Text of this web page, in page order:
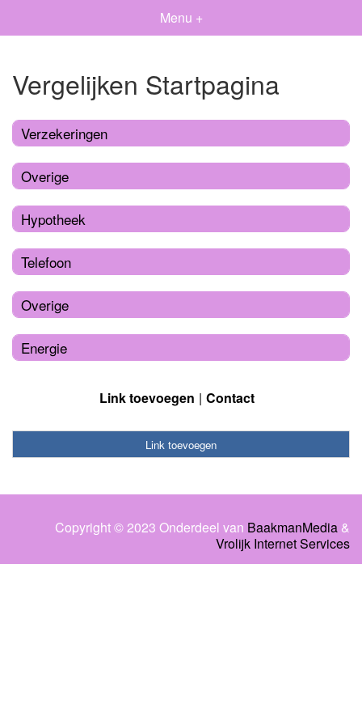
Menu +
Vergelijken Startpagina
Verzekeringen
Overige
Hypotheek
Telefoon
Overige
Energie
Link toevoegen Contact
Link toevoegen
Copyright © 2023 Onderdeel van BaakmanMedia &
Vrolijk Internet Services